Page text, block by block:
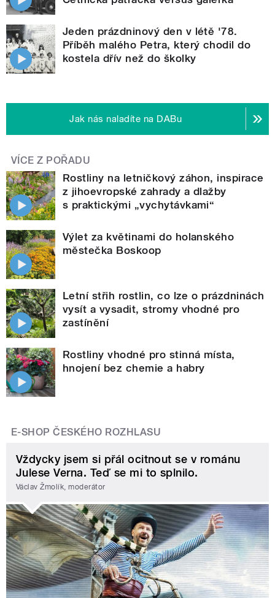
Jeden prázdninový den v létě '78.
Příběh malého Petra, který chodil do
kostela dřív než do školky
Jak nás naladíte na DABu
VÍCE Z POŘADU
Rostliny na letničkový záhon, inspirace
z jihoevropské zahrady a dlažby
s praktickými „vychytávkami“
Výlet za květinami do holanského
městečka Boskoop
Letní střih rostlin, co lze o prázdninách
vysít a vysadit, stromy vhodné pro
zastínění
Rostliny vhodné pro stinná místa,
hnojení bez chemie a habry
E-SHOP ČESKÉHO ROZHLASU
Vždycky jsem si přál ocitnout se v románu
Julese Verna. Teď se mi to splnilo.
Václav Žmolík, moderátor